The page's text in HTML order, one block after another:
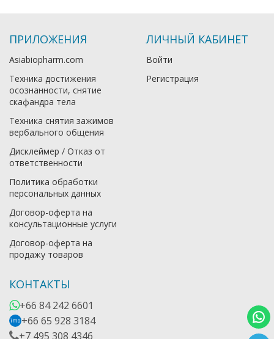
ПРИЛОЖЕНИЯ
Asiabiopharm.com
Техника достижения
осознанности, снятие
скафандра тела
Техника снятия зажимов
вербального общения
Дисклеймер / Отказ от
ответственности
Политика обработки
персональных данных
Договор-оферта на
консультационные услуги
Договор-оферта на
продажу товаров
ЛИЧНЫЙ КАБИНЕТ
Войти
Регистрация
КОНТАКТЫ
+66 84 242 6601
imo +66 65 928 3184
+7 495 308 4346